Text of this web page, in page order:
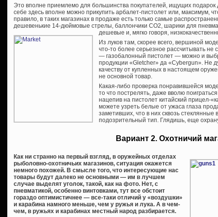
Это вполне приемлемо для большинства покупателей, ищущих подарок
себе здесь вполне можно прикупить арбалет-пистолет или, максимум,
правило, в таких магазинах в продаже есть только самые
дешевенькие 14-дюймовые стрелы, баллончики СО2, шарики для
дешевые и, мягко говоря,
Из луков там, скорее всего, вершиной
что-то более серьезное рассчитывать
— газобалонный пистолет — можно и
продукции «Gletcher» да «Cybergun». Не
качеству от купленных в настоящем
не основной товар.
Какая-либо проверка понравившейся
то что пострелять, даже вволю
нацепив на пистолет китайский прицел-
можете узреть белые от ужаса глаза
заметивших, что в них сквозь стеклянные
подозрительный тип. Глядишь, еще
Вариант 2. Охотничий
Как ни странно на первый взгляд, в оружейных отделах
рыболовно-охотничьих магазинов, ситуация окажется
немного похожей. В смысле того, что интересующие нас
товары будут далеко не основными — им в лучшем
случае выделят уголок, такой, как на фото. Нет, с
пневматикой, особенно винтовками, тут все обстоит
гораздо оптимистичнее — все-таки отличий у «воздушки»
и карабина намного меньше, чем у ружья и лука. А в чем-
чем, в ружьях и карабинах местный народ разбирается.